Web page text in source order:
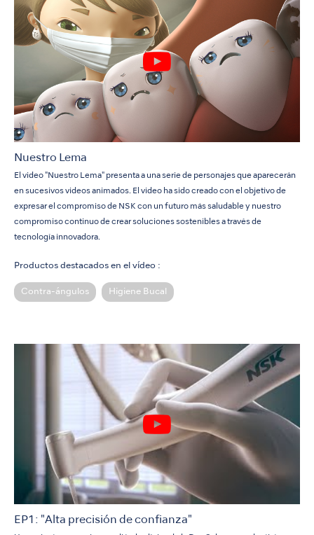
Nuestro Lema
El video "Nuestro Lema" presenta a una serie de personajes que aparecerán
en sucesivos videos animados. El video ha sido creado con el objetivo de
expresar el compromiso de NSK con un futuro más saludable y nuestro
compromiso continuo de crear soluciones sostenibles a través de
tecnología innovadora.
Productos destacados en el vídeo :
Contra-ángulos Higiene Bucal
EP1: "Alta precisión de confianza"